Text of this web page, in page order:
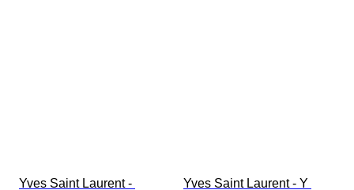
Yves Saint Laurent -
Yves Saint Laurent - Y